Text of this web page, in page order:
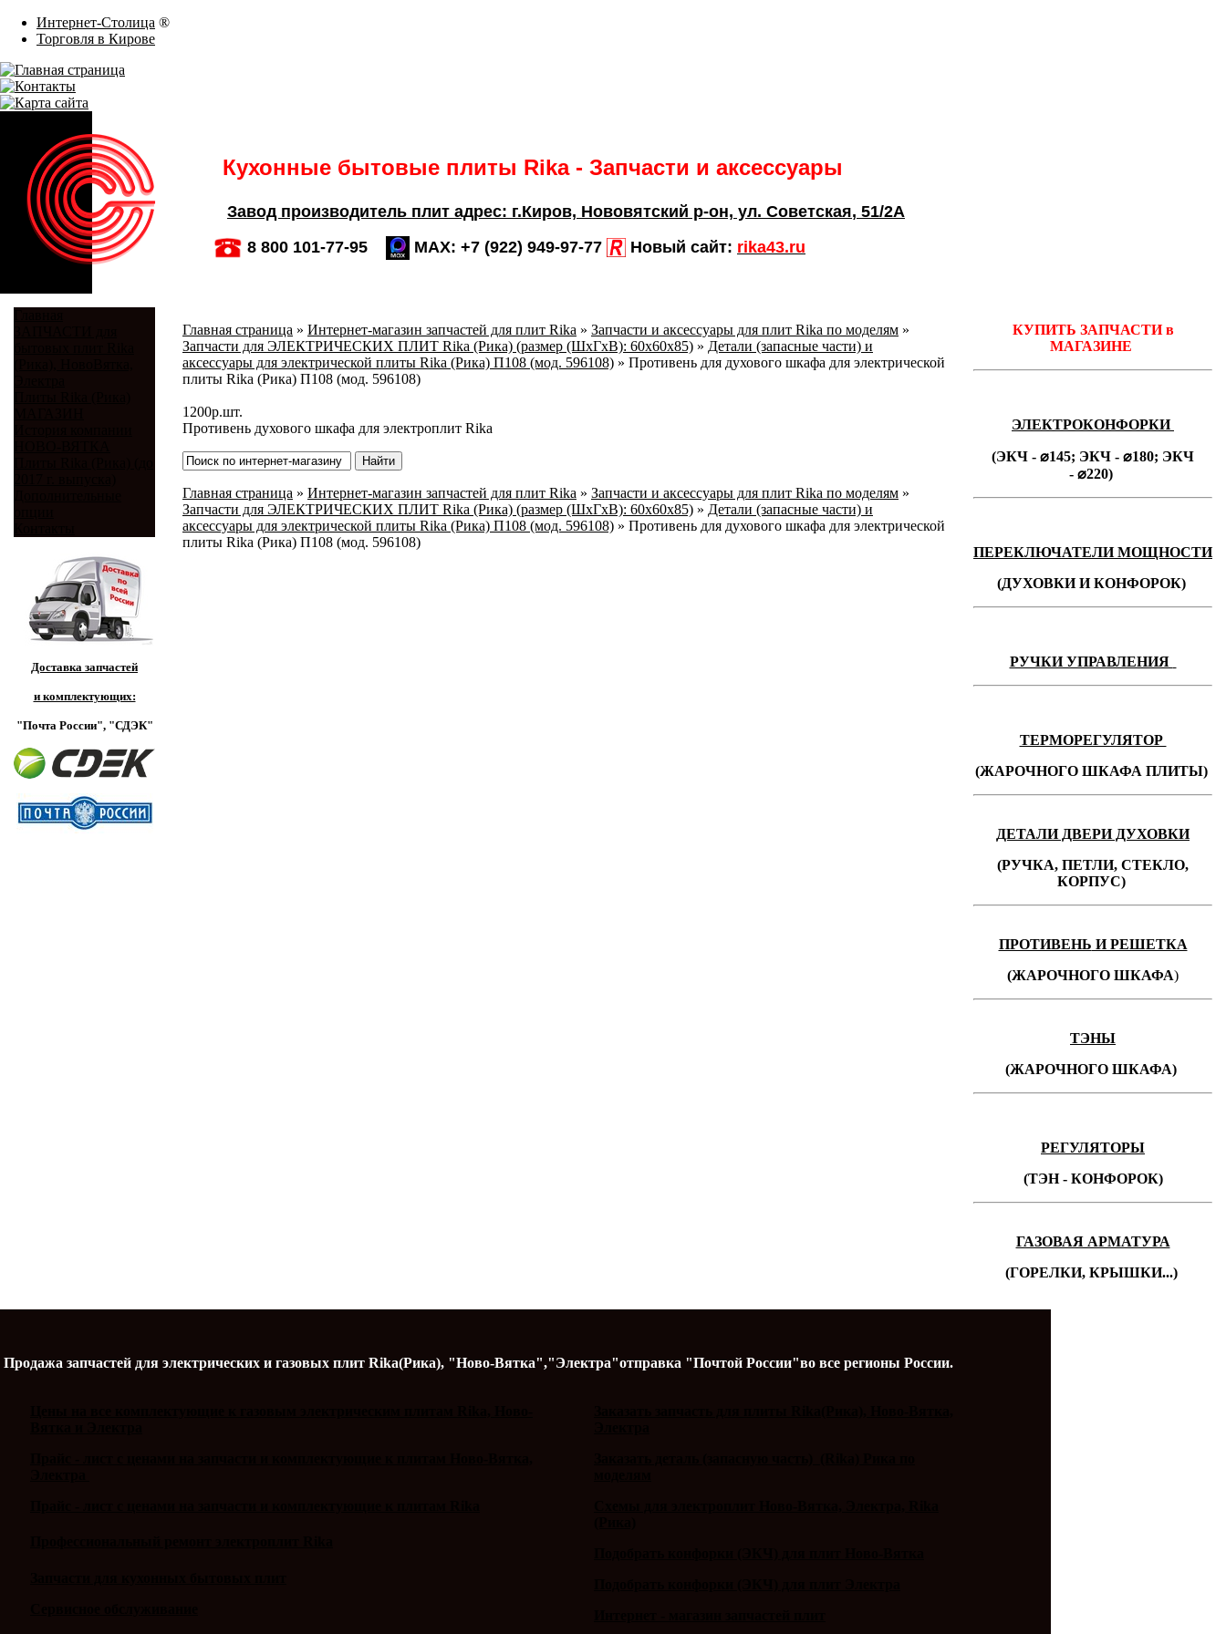
Интернет-Столица ®
Торговля в Кирове
Кухонные бытовые плиты Rika - Запчасти и аксессуары
Завод производитель плит адрес: г.Киров, Нововятский р-он, ул. Советская, 51/2А
8 800 101-77-95
MAX: +7 (922) 949-97-77 Новый сайт: rika43.ru
Доставка запчастей
и комплектующих:
"Почта России", "СДЭК"
Главная страница » Интернет-магазин запчастей для плит Rika » Запчасти и аксессуары для плит Rika по моделям »
Запчасти для ЭЛЕКТРИЧЕСКИХ ПЛИТ Rika (Рика) (размер (ШхГхВ): 60х60х85) » Детали (запасные части) и
аксессуары для электрической плиты Rika (Рика) П108 (мод. 596108) » Противень для духового шкафа для электрической
плиты Rika (Рика) П108 (мод. 596108)
1200р.шт.
Противень духового шкафа для электроплит Rika
Главная страница » Интернет-магазин запчастей для плит Rika » Запчасти и аксессуары для плит Rika по моделям »
Запчасти для ЭЛЕКТРИЧЕСКИХ ПЛИТ Rika (Рика) (размер (ШхГхВ): 60х60х85) » Детали (запасные части) и
аксессуары для электрической плиты Rika (Рика) П108 (мод. 596108) » Противень для духового шкафа для электрической
плиты Rika (Рика) П108 (мод. 596108)
КУПИТЬ ЗАПЧАСТИ в
МАГАЗИНЕ
ЭЛЕКТРОКОНФОРКИ
(ЭКЧ - ⌀145; ЭКЧ - ⌀180; ЭКЧ
- ⌀220)
ПЕРЕКЛЮЧАТЕЛИ МОЩНОСТИ
(ДУХОВКИ И КОНФОРОК)
РУЧКИ УПРАВЛЕНИЯ
ТЕРМОРЕГУЛЯТОР
(ЖАРОЧНОГО ШКАФА ПЛИТЫ)
ДЕТАЛИ ДВЕРИ ДУХОВКИ
(РУЧКА, ПЕТЛИ, СТЕКЛО,
КОРПУС)
ПРОТИВЕНЬ И РЕШЕТКА
(ЖАРОЧНОГО ШКАФА)
ТЭНЫ
(ЖАРОЧНОГО ШКАФА)
РЕГУЛЯТОРЫ
(ТЭН - КОНФОРОК)
ГАЗОВАЯ АРМАТУРА
(ГОРЕЛКИ, КРЫШКИ...)
Продажа запчастей для электрических и газовых плит Rika(Рика), "Ново-Вятка","Электра"отправка "Почтой России"во все регионы России.